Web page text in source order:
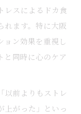
レスによるドカ食
れます。特に大阪
ョン効果を重視し
と同時に心のケア
以前よりもストレ
上がった」といっ